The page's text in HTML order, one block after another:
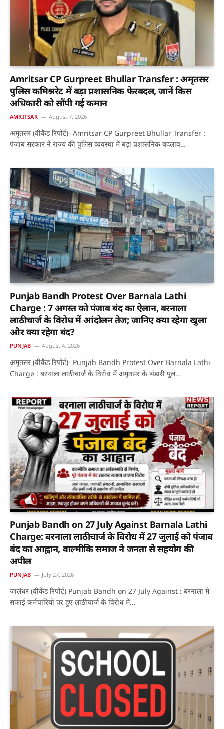
Amritsar CP Gurpreet Bhullar Transfer : अमृतसर
पुलिस कमिश्नरेट में बड़ा प्रशासनिक फेरबदल, जानें किस
अधिकारी को सौंपी गई कमान
AMRITSAR August 7, 2026
अमृतसर (वीकैंड रिपोर्ट)- Amritsar CP Gurpreet Bhullar Transfer :
पंजाब सरकार ने राज्य की पुलिस व्यवस्था में बड़ा प्रशासनिक बदलाव…
Punjab Bandh Protest Over Barnala Lathi
Charge : 7 अगस्त को पंजाब बंद का ऐलान, बरनाला
लाठीचार्ज के विरोध में आंदोलन तेज; जानिए क्या रहेगा खुला
और क्या रहेगा बंद?
PUNJAB August 4, 2026
अमृतसर (वीकैंड रिपोर्ट)- Punjab Bandh Protest Over Barnala Lathi
Charge : बरनाला लाठीचार्ज के विरोध में अमृतसर के भंडारी पुल…
Punjab Bandh on 27 July Against Barnala Lathi
Charge: बरनाला लाठीचार्ज के विरोध में 27 जुलाई को पंजाब
बंद का आह्वान, वाल्मीकि समाज ने जनता से सहयोग की
अपील
PUNJAB July 27, 2026
जालंधर (वीकेंड रिपोर्ट) Punjab Bandh on 27 July Against : बरनाला में
सफाई कर्मचारियों पर हुए लाठीचार्ज के विरोध में…